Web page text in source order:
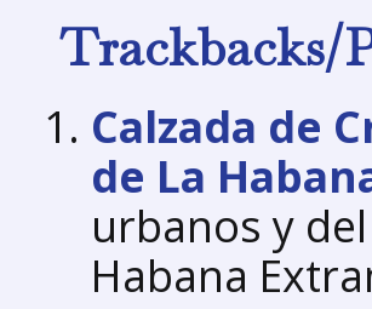
Trackbacks/
Calzada de
de La
urbanos y
Habana